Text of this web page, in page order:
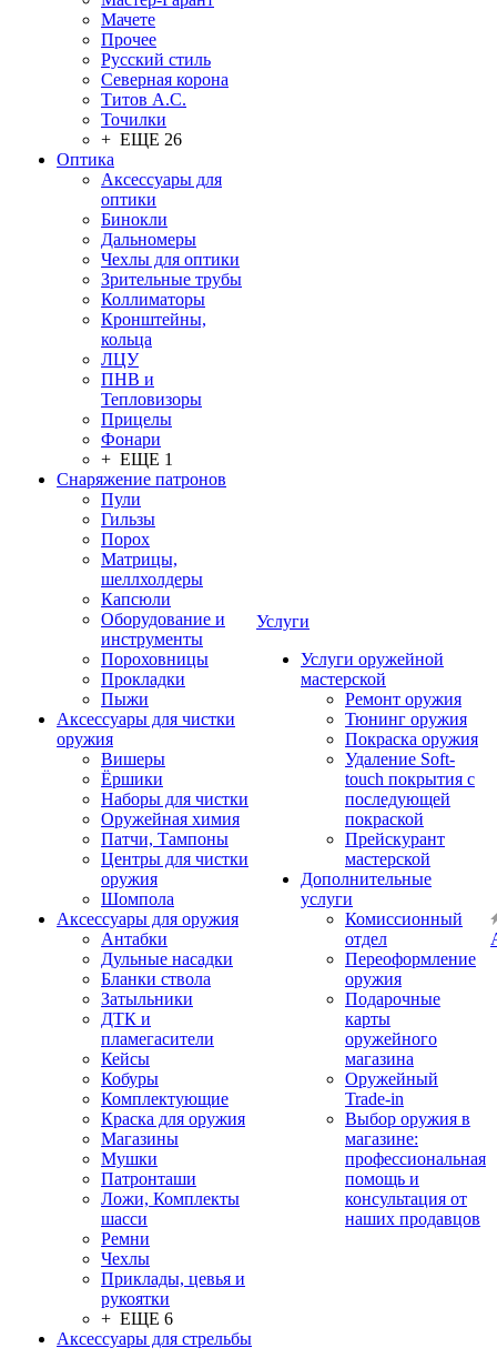
Мачете
Прочее
Русский стиль
Северная корона
Титов А.С.
Точилки
+ ЕЩЕ 26
Оптика
Аксессуары для
оптики
Бинокли
Дальномеры
Чехлы для оптики
Зрительные трубы
Коллиматоры
Кронштейны,
кольца
ЛЦУ
ПНВ и
Тепловизоры
Прицелы
Фонари
+ ЕЩЕ 1
Снаряжение патронов
Пули
Гильзы
Порох
Матрицы,
шеллхолдеры
Капсюли
Оборудование и
инструменты
Пороховницы
Прокладки
Пыжи
Аксессуары для чистки
оружия
Вишеры
Ёршики
Наборы для чистки
Оружейная химия
Патчи, Тампоны
Центры для чистки
оружия
Шомпола
Аксессуары для оружия
Антабки
Дульные насадки
Бланки ствола
Затыльники
ДТК и
пламегасители
Кейсы
Кобуры
Комплектующие
Краска для оружия
Магазины
Мушки
Патронташи
Ложи, Комплекты
шасси
Ремни
Чехлы
Приклады, цевья и
рукоятки
+ ЕЩЕ 6
Аксессуары для стрельбы
Услуги
Услуги оружейной
мастерской
Ремонт оружия
Тюнинг оружия
Покраска оружия
Удаление Soft-
touch покрытия с
последующей
покраской
Прейскурант
мастерской
Дополнительные
услуги
Комиссионный
отдел
Переоформление
оружия
Подарочные
карты
оружейного
магазина
Оружейный
Trade-in
Выбор оружия в
магазине:
профессиональная
помощь и
консультация от
наших продавцов